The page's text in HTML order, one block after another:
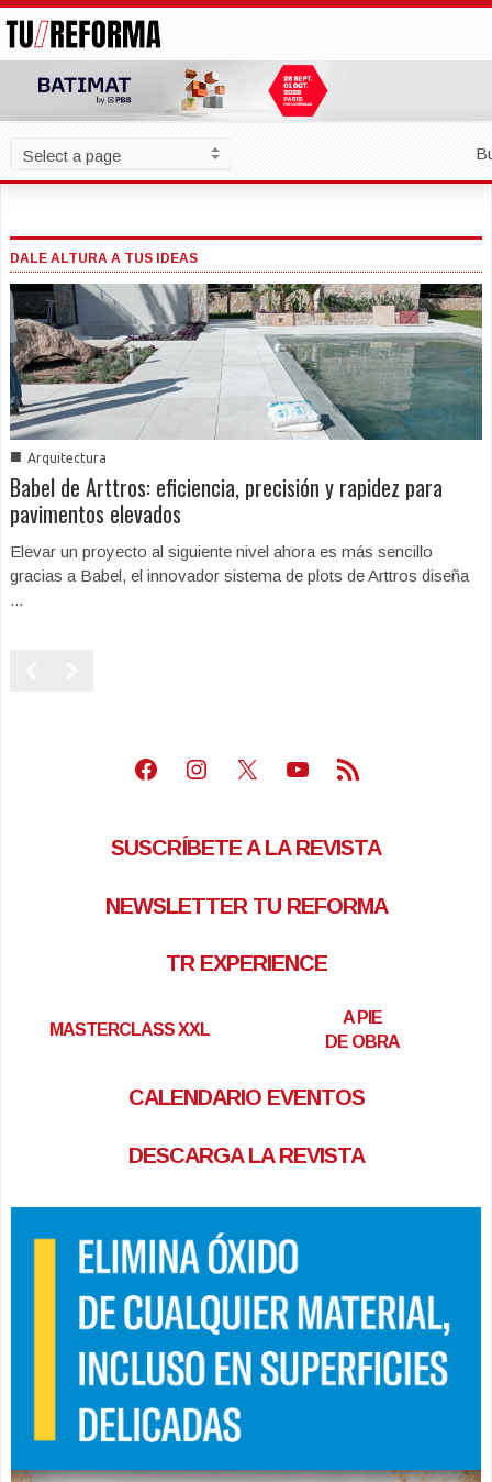
DALE ALTURA A TUS IDEAS
■ Arquitectura
Babel de Arttros: eficiencia, precisión y rapidez para
pavimentos elevados
Elevar un proyecto al siguiente nivel ahora es más sencillo
gracias a Babel, el innovador sistema de plots de Arttros diseña
...
Facebook
Instagram
X Youtube
Feed RSS
SUSCRÍBETE A LA REVISTA
NEWSLETTER TU REFORMA
TR EXPERIENCE
MASTERCLASS XXL
A PIE
DE OBRA
CALENDARIO EVENTOS
DESCARGA LA REVISTA